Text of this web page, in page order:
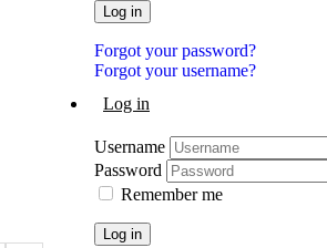
Log in
Forgot your password?
Forgot your username?
Log in
Username
Password
Remember me
Log in